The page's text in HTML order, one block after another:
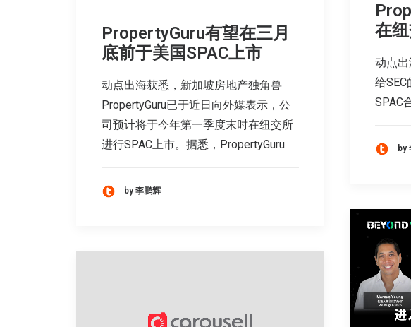
在
动点
给
SPAC
by
PropertyGuru有望在三月
底前于美国SPAC上市
动点出海获悉，新加坡房地产独角兽
PropertyGuru已于近日向外媒表示，公
司预计将于今年第一季度末时在纽交所
进行SPAC上市。据悉，PropertyGuru
by 李鹏辉